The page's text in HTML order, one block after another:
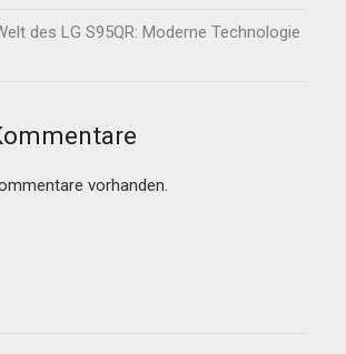
des LG S95QR: Moderne Technologie
vorhanden.